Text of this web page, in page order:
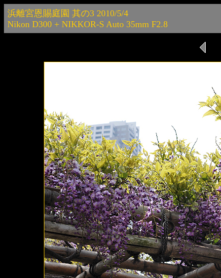
浜離宮恩賜庭園 其の3 2010/5/4
Nikon D300 + NIKKOR-S Auto 35mm F2.8